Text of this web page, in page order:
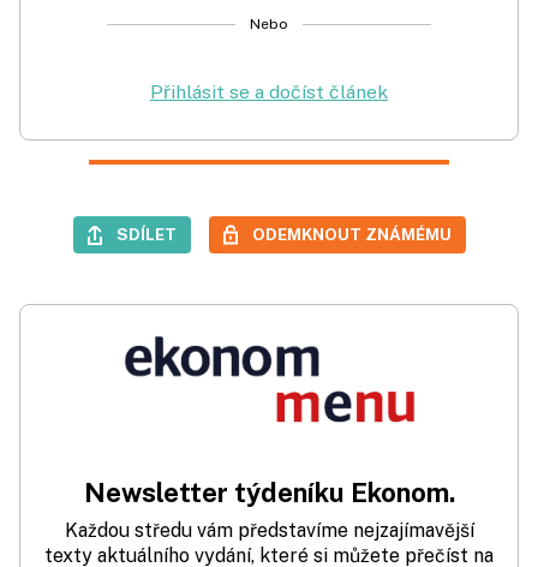
Nebo
Přihlásit se a dočíst článek
SDÍLET ODEMKNOUT ZNÁMÉMU
Newsletter týdeníku Ekonom.
Každou středu vám představíme nejzajímavější
texty aktuálního vydání, které si můžete přečíst na